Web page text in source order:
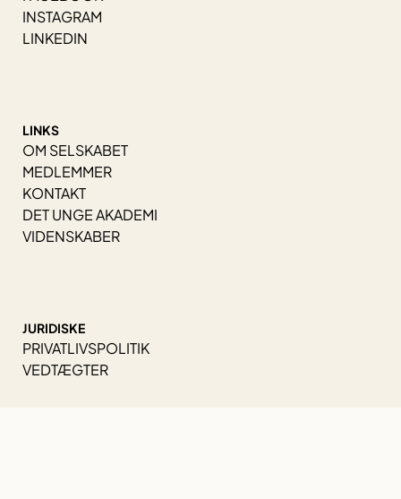
INSTAGRAM
LINKEDIN
LINKS
OM SELSKABET
MEDLEMMER
KONTAKT
DET UNGE AKADEMI
VIDENSKABER
JURIDISKE
PRIVATLIVSPOLITIK
VEDTÆGTER